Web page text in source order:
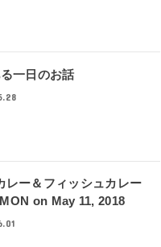
一日のお話
レー＆フィッシュカレー
on May 11, 2018